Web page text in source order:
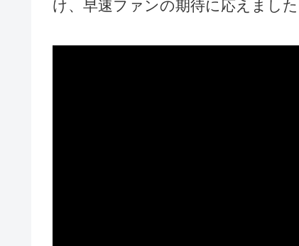
け、早速ファンの期待に応えました